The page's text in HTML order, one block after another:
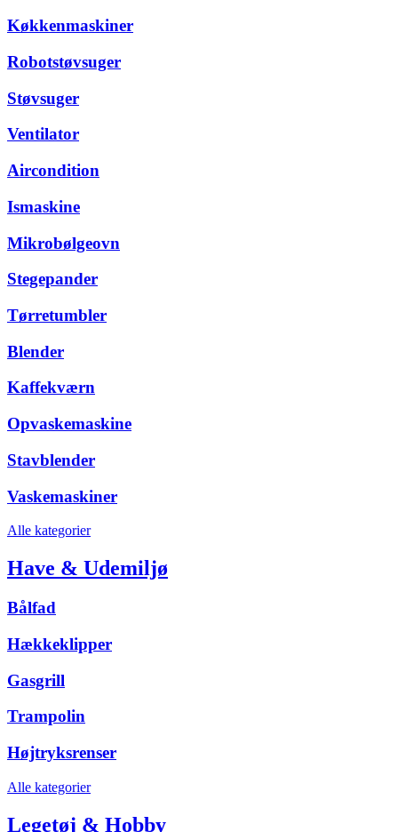
Køkkenmaskiner
Robotstøvsuger
Støvsuger
Ventilator
Aircondition
Ismaskine
Mikrobølgeovn
Stegepander
Tørretumbler
Blender
Kaffekværn
Opvaskemaskine
Stavblender
Vaskemaskiner
Alle kategorier
Have & Udemiljø
Bålfad
Hækkeklipper
Gasgrill
Trampolin
Højtryksrenser
Alle kategorier
Legetøj & Hobby